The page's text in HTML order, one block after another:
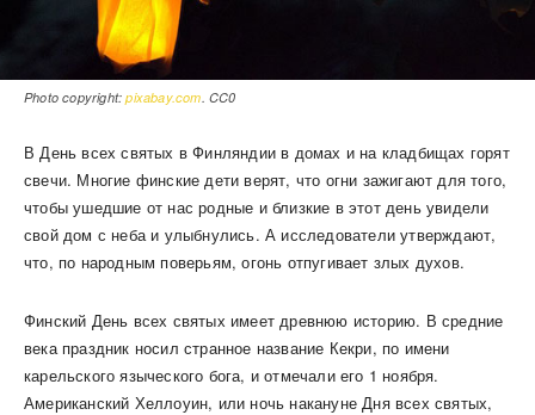
Photo copyright:pixabay.com . CC0
В День всех святых в Финляндии в домах и на кладбищах горят
свечи. Многие финские дети верят, что огни зажигают для того,
чтобы ушедшие от нас родные и близкие в этот день увидели
свой дом с неба и улыбнулись. А исследователи утверждают,
что, по народным поверьям, огонь отпугивает злых духов.
Финский День всех святых имеет древнюю историю. В средние
века праздник носил странное название Кекри, по имени
карельского языческого бога, и отмечали его 1 ноября.
Американский Хеллоуин, или ночь накануне Дня всех святых,